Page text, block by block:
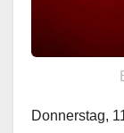
Donnerstag,